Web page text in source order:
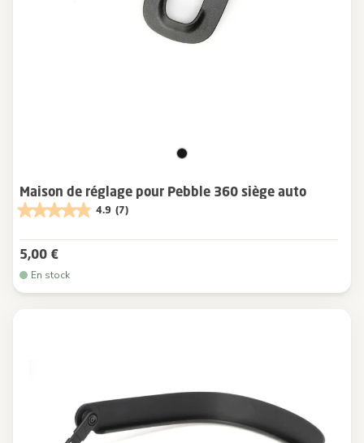
Maison de réglage pour Pebble 360 siège auto
4.9 (7)
5,00 €
En stock